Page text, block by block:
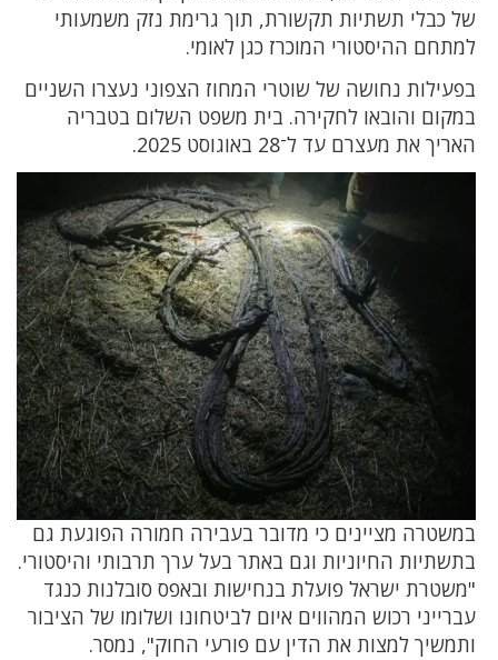
של כבלי תשתיות תקשורת, תוך גרימת נזק משמעותי
למתחם ההיסטורי המוכרז כגן לאומי.
בפעילות נחושה של שוטרי המחוז הצפוני נעצרו השניים
במקום והובאו לחקירה. בית משפט השלום בטבריה
האריך את מעצרם עד ל־28 באוגוסט 2025.
במשטרה מציינים כי מדובר בעבירה חמורה הפוגעת גם
בתשתיות החיוניות וגם באתר בעל ערך תרבותי והיסטורי.
"משטרת ישראל פועלת בנחישות ובאפס סובלנות כנגד
עברייני רכוש המהווים איום לביטחונו ושלומו של הציבור
ותמשיך למצות את הדין עם פורעי החוק", נמסר.